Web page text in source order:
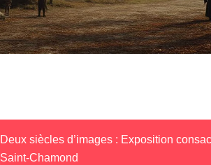
Deux siècles d’images : Exposition
Saint-Chamond